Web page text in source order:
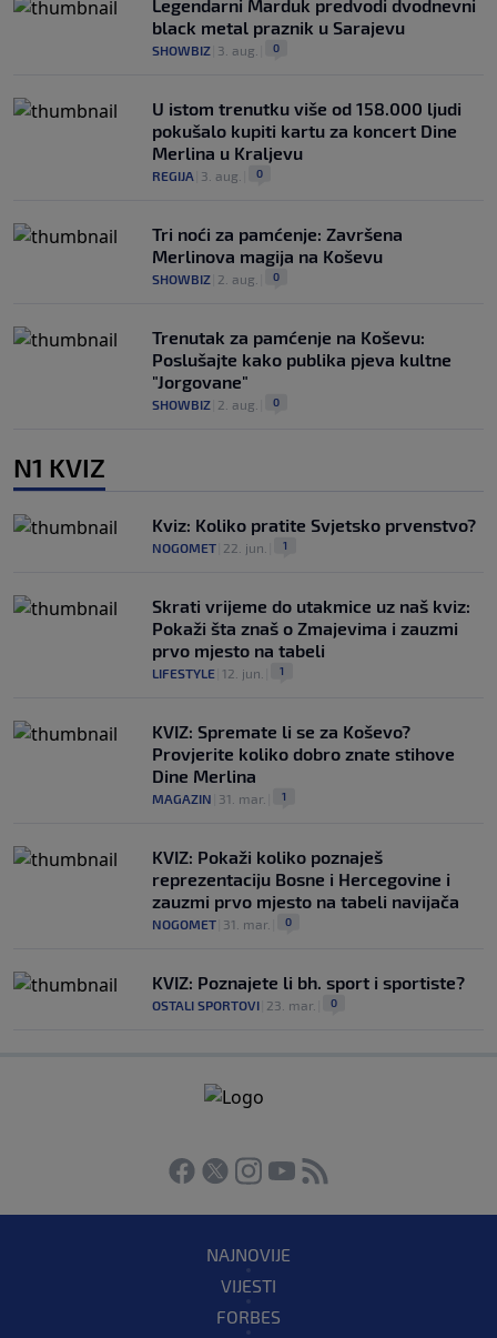
Legendarni Marduk predvodi dvodnevni
black metal praznik u Sarajevu
SHOWBIZ 3. aug. 0
U istom trenutku više od 158.000 ljudi
pokušalo kupiti kartu za koncert Dine
Merlina u Kraljevu
REGIJA 3. aug. 0
Tri noći za pamćenje: Završena
Merlinova magija na Koševu
SHOWBIZ 2. aug. 0
Trenutak za pamćenje na Koševu:
Poslušajte kako publika pjeva kultne
"Jorgovane"
SHOWBIZ 2. aug. 0
N1 KVIZ
Kviz: Koliko pratite Svjetsko prvenstvo?
NOGOMET 22. jun. 1
Skrati vrijeme do utakmice uz naš kviz:
Pokaži šta znaš o Zmajevima i zauzmi
prvo mjesto na tabeli
LIFESTYLE 12. jun. 1
KVIZ: Spremate li se za Koševo?
Provjerite koliko dobro znate stihove
Dine Merlina
MAGAZIN 31. mar. 1
KVIZ: Pokaži koliko poznaješ
reprezentaciju Bosne i Hercegovine i
zauzmi prvo mjesto na tabeli navijača
NOGOMET 31. mar. 0
KVIZ: Poznajete li bh. sport i sportiste?
OSTALI SPORTOVI 23. mar. 0
NAJNOVIJE
VIJESTI
FORBES